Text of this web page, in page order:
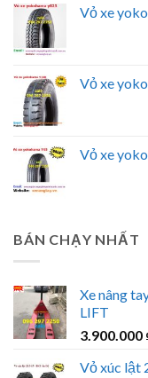
Vỏ xe
Vỏ xe
Vỏ xe
BÁN CHẠY NHẤT
Xe nâng
LIFT
3.900.000
Vỏ xúc lật